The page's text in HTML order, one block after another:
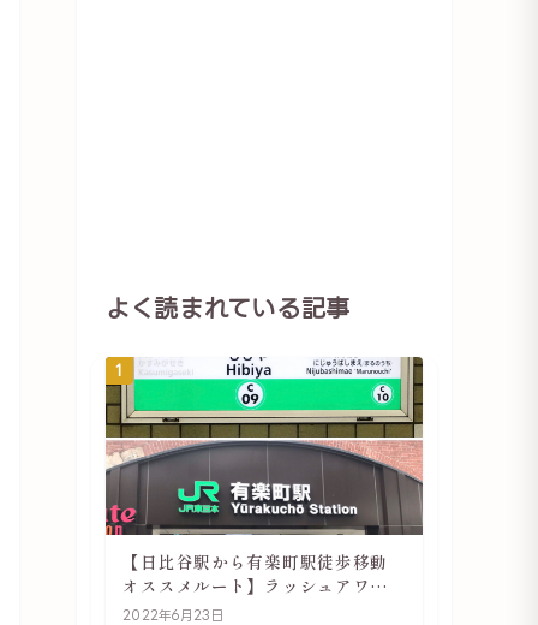
よく読まれている記事
1
【日比谷駅から有楽町駅徒歩移動
オススメルート】ラッシュアワー
でも快適
2022年6月23日